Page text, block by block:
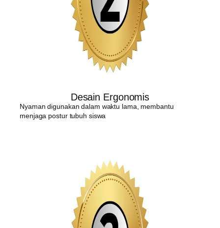
Desain Ergonomis
Nyaman digunakan dalam waktu lama, membantu
menjaga postur tubuh siswa